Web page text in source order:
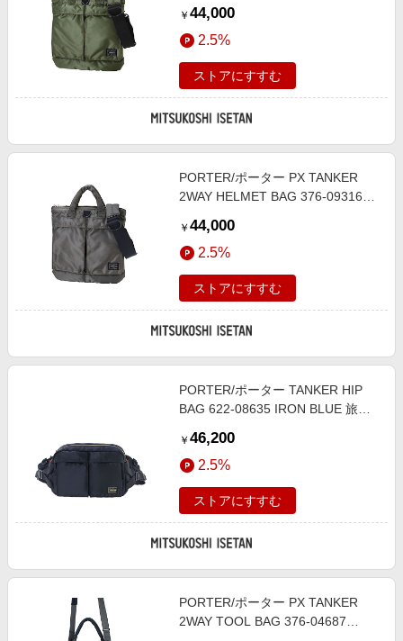
グ【三越伊勢丹/公式】
￥ 44,000
2.5%
ストアにすすむ
PORTER/ポーター PX TANKER
2WAY HELMET BAG 376-09316
グ【三越伊勢丹/公式】
￥ 44,000
2.5%
ストアにすすむ
PORTER/ポーター TANKER HIP
BAG 622-08635 IRON BLUE 旅行
式】
￥ 46,200
2.5%
ストアにすすむ
PORTER/ポーター PX TANKER
2WAY TOOL BAG 376-04687